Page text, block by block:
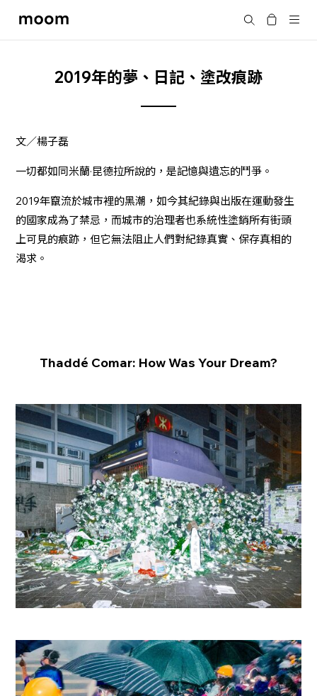
moom
Search
2019年的夢、日記、塗改痕跡
文／楊子磊
一切都如同米蘭·昆德拉所說的，是記憶與遺忘的鬥爭。
2019年竄流於城市裡的黑潮，如今其紀錄與出版在運動發生
的國家成為了禁忌，而城市的治理者也系統性塗銷所有街頭
上可見的痕跡，但它無法阻止人們對紀錄真實、保存真相的
渴求。
Thaddé Comar: How Was Your Dream?